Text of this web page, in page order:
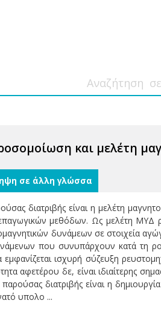
και μελέτη
σε άλλη γλώσσα
διατριβής είναι η μελέτη
μεθόδων. Ως μελέτη ΜΥΔ
δυνάμεων σε στοιχεία
που συνυπάρχουν κατά τη
ισχυρή σύζευξη
αφετέρου δε, είναι ιδιαίτερης
παρούσας διατριβής είναι η
υπολο ...